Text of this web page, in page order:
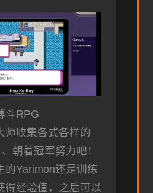
斗RPG
师收集各式各样的
、朝着冠军努力吧！
的Yarimon还是训练
得经验值，之后可以